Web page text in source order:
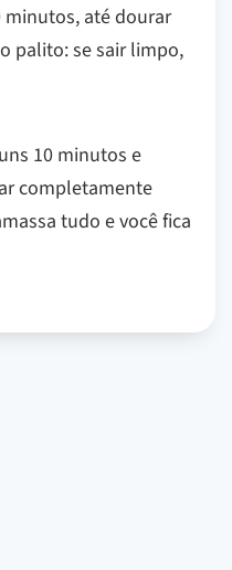
minutos, até dourar
palito: se sair limpo,
10 minutos e
completamente
tudo e você fica